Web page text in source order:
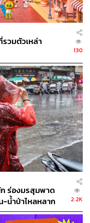
รวมตัวเหล่า
130
ร่องมรสุมพาด
-น้ำป่าไหลหลาก
2.2K